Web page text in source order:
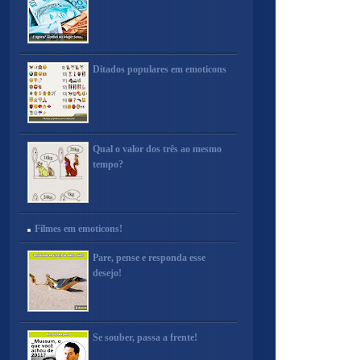
Ditados populares em emoticons
Qual o valor dos três ao mesmo
tempo?
Filmes em emoticons!
Pare, pense e responda esse
desejo!
Se souber, passa a frente!